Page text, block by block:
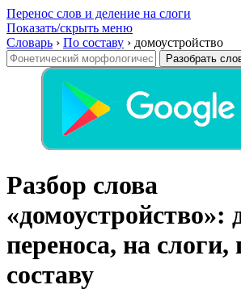
Перенос слов и деление на слоги
Показать/скрыть меню
Словарь › По составу › домоустройство
Разобрать
Разбор слова
«домоустройство»:
переноса, на слоги,
составу